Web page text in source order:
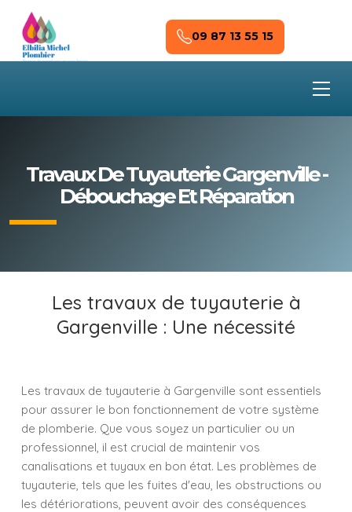
Skip to main content
09 87 13 55 15
Travaux De Tuyauterie Gargenville -
Débouchage Et Réparation
Les travaux de tuyauterie à
Gargenville : Une nécessité
Les travaux de tuyauterie à Gargenville sont essentiels
pour assurer le bon fonctionnement de votre système
de plomberie. Que vous soyez un particulier ou un
professionnel, il est crucial de maintenir vos
canalisations et tuyaux en bon état. Les problèmes de
tuyauterie, tels que les fuites d'eau, les obstructions ou
les détériorations, peuvent avoir des conséquences